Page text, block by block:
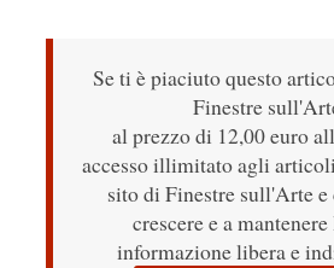
Se ti è piaciuto questo
Finestre
al prezzo di 12,00 euro
accesso illimitato agli
sito di Finestre sull'Arte
crescere e a
informazione libera e